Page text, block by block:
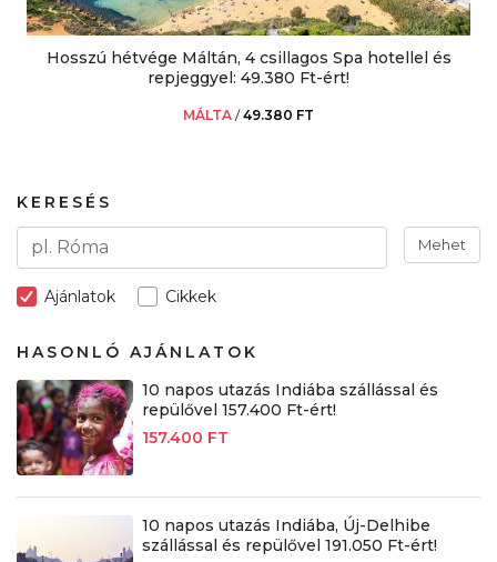
Hosszú hétvége Máltán, 4 csillagos Spa hotellel és
repjeggyel: 49.380 Ft-ért!
MÁLTA /49.380 FT
KERESÉS
Mehet
Ajánlatok Cikkek
HASONLÓ AJÁNLATOK
10 napos utazás Indiába szállással és
repülővel 157.400 Ft-ért!
157.400 FT
10 napos utazás Indiába, Új-Delhibe
szállással és repülővel 191.050 Ft-ért!